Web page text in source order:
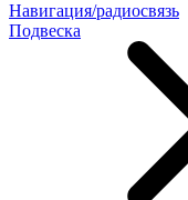
Навигация/радиосвязь
Подвеска